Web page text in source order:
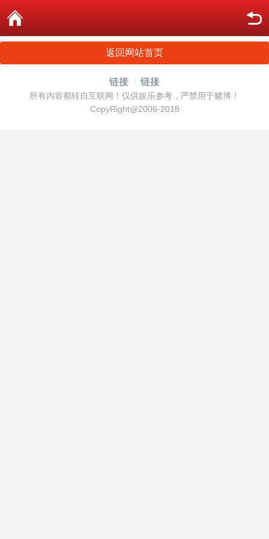
返回网站首页
链接 链接
所有内容都转自互联网！仅供娱乐参考，严禁用于赌博！
CopyRight@2006-2018